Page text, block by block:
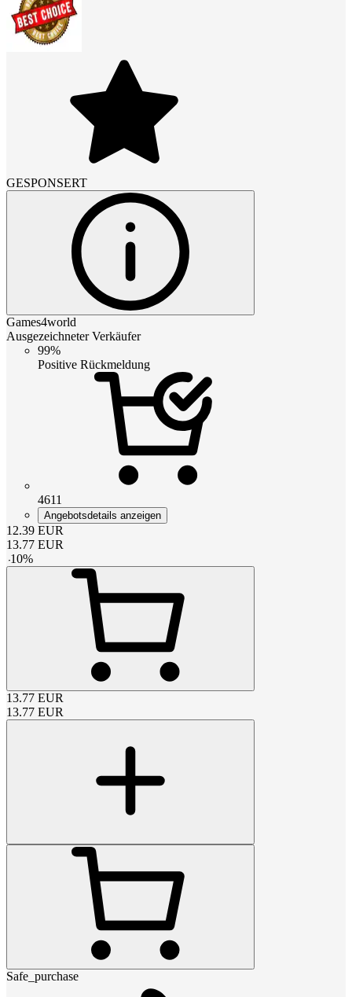
GESPONSERT
Games4world
Ausgezeichneter Verkäufer
99%
Positive Rückmeldung
4611
Angebotsdetails anzeigen
12.39 EUR
13.77 EUR
-10%
13.77 EUR
13.77 EUR
Safe_purchase